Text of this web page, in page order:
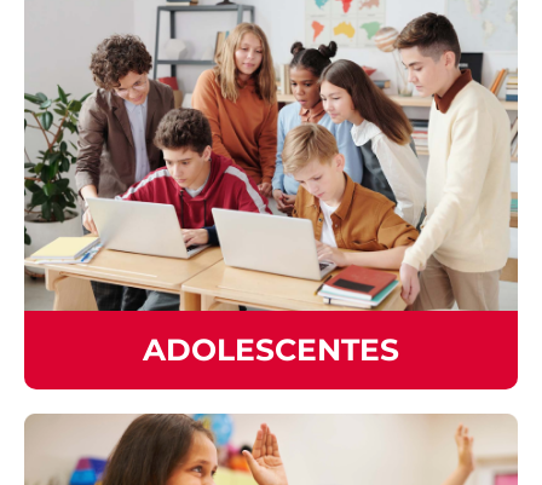
ADOLESCENTES